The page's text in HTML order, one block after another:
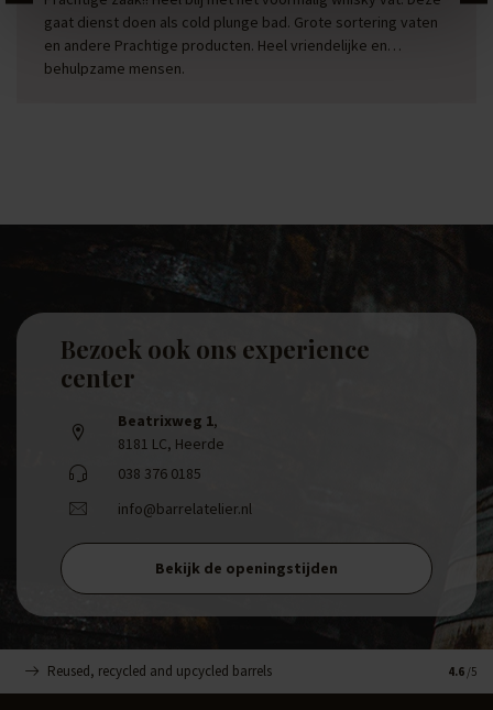
gaat dienst doen als cold plunge bad. Grote sortering vaten
en andere Prachtige producten. Heel vriendelijke en
behulpzame mensen.
Bezoek ook ons experience
center
Beatrixweg 1,
8181 LC, Heerde
038 376 0185
info@barrelatelier.nl
Bekijk de openingstijden
Reused, recycled and upcycled barrels 4.6 /5